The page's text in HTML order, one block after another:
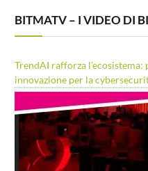
BITMATV – I VIDEO DI
TrendAI rafforza
innovazione per la